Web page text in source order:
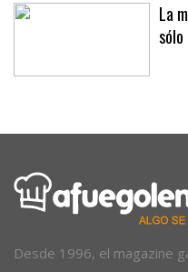
La
Desde 1996, el magazine